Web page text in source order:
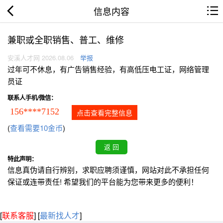
信息内容
兼职或全职销售、普工、维修
安溪人才网 2026.08.06 举报
过年可不休息，有广告销售经验，有高低压电工证，网络管理
员证
联系人手机/微信：
156****7152 点击查看完整信息
(查看需要10金币)
特此声明：
信息真伪请自行辨别，求职应聘须谨慎，网站对此不承担任何
保证或连带责任! 希望我们的平台能为您带来更多的便利！
[联系客服] [最新找人才]